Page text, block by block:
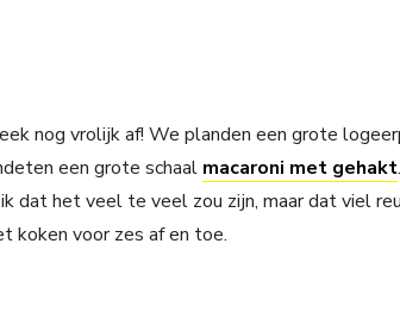
nog vrolijk af! We planden een grote
een grote schaal macaroni met gehakt
dat het veel te veel zou zijn, maar dat viel
koken voor zes af en toe.